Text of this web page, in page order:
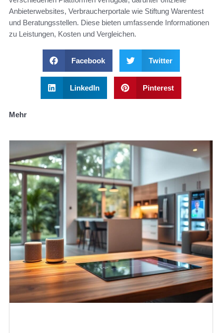
Anbieterwebsites, Verbraucherportale wie Stiftung Warentest
und Beratungsstellen. Diese bieten umfassende Informationen
zu Leistungen, Kosten und Vergleichen.
Facebook Twitter
LinkedIn Pinterest
Mehr